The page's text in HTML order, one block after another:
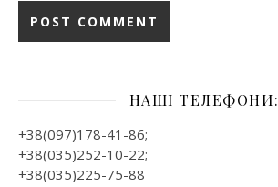
НАШІ ТЕЛЕФОНИ:
+38(097)178-41-86;
+38(035)252-10-22;
+38(035)225-75-88